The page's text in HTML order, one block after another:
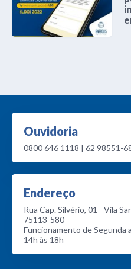
Ouvidoria
0800 646 1118 | 62 98551-
Endereço
Rua Cap. Silvério, 01 - Vila
75113-580
Funcionamento de Segunda
14h às 18h